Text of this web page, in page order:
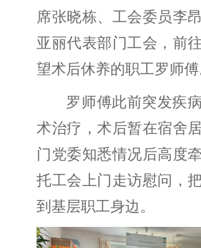
席张晓栋、工会委员李
亚丽代表部门工会，前
望术后休养的职工罗师傅
罗师傅此前突发疾
术治疗，术后暂在宿舍
门党委知悉情况后高度
托工会上门走访慰问，
到基层职工身边。